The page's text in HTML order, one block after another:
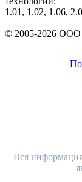
1.01, 1.02, 1.06,
© 2005-2026 ООО
Вся